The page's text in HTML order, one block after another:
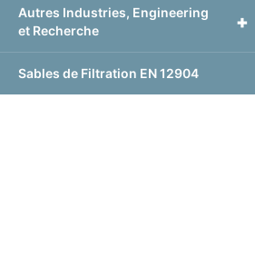
+
Autres Industries, Engineering
et Recherche
Sables de Filtration EN 12904